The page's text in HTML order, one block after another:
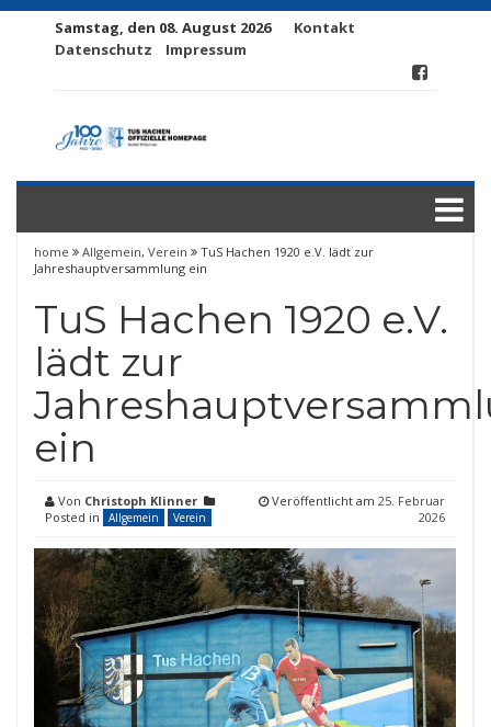
Samstag, den 08. August 2026
Kontakt
Datenschutz
Impressum
home Allgemein, Verein
TuS Hachen 1920 e.V. lädt zur
Jahreshauptversammlung ein
TuS Hachen 1920 e.V.
lädt zur
ein
Von Christoph Klinner
Posted in
Allgemein Verein
Veröffentlicht am 25. Februar
2026